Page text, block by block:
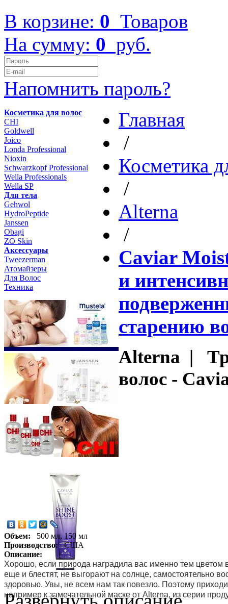
В корзине: 0 Товаров
На сумму: 0 руб.
Напомнить пароль?
Косметика для волос
CHI
Goldwell
Joico
Londa Professional
Nioxin
Schwarzkopf Professional
Wella Professionals
Wella SP
Для тела
Gehwol
HydroPeptide
Janssen
Obagi
ZO Skin
Aксессуары
Tweezerman
Атомайзеры
Для Волос
Техника
Главная
/
Косметика
/
Altеrna
/
Caviar
и
старению
Alterna |
волос -
Объем:
500 мл, 150 мл
Производство:
США
Описание:
Хорошо, если природа наградила вас именно тем
еще и блестят, не выгорают на солнце, самостоятельно
здоровью. Увы, не всем нам так повезло. Поэтому
например к замечательной маске от Alterna, из серии